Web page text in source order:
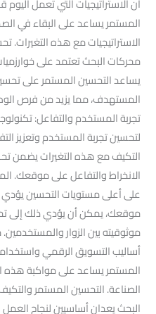
المستمر يساعد على البقاء في
الاستراتيجيات مع هذه التغيرات.
محركات البحث تعتمد على
يساعد التحسين المستمر على
المستهدف، مما يزيد من فرص
تجربة المستخدم والتفاعل:
لتحسين تجربة المستخدم وتعزيز
التكيف مع هذه التغيرات يضمن
الانخراط والتفاعل على موقعك.
على أعلى مستويات التحسين
موقعك، يمكن أن يؤدي ذلك إلى
موثوقيته بين الزوار
أساليب التسويق الرقمي
المستمر يساعد على مواكبة هذه
الصناعة. التحسين المستمر
البحث يعدان أساسيين لنجاح